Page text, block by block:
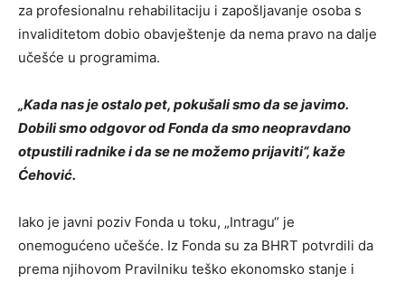
za profesionalnu rehabilitaciju i zapošljavanje osoba s
invaliditetom dobio obavještenje da nema pravo na dalje
učešće u programima.
„Kada nas je ostalo pet, pokušali smo da se javimo.
Dobili smo odgovor od Fonda da smo neopravdano
otpustili radnike i da se ne možemo prijaviti“, kaže
Ćehović.
Iako je javni poziv Fonda u toku, „Intragu“ je
onemogućeno učešće. Iz Fonda su za BHRT potvrdili da
prema njihovom Pravilniku teško ekonomsko stanje i